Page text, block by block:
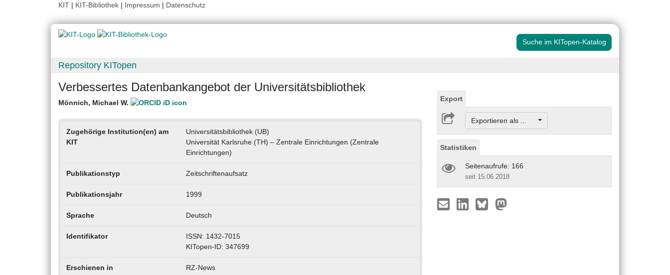
KIT | KIT-Bibliothek | Impressum | Datenschutz
Suche im KITopen-Katalog
Repository KITopen
Verbessertes Datenbankangebot der Universitätsbibliothek
Mönnich, Michael W.
Zugehörige Institution(en) am
KIT
Universitätsbibliothek (UB)
Universität Karlsruhe (TH) – Zentrale Einrichtungen (Zentrale
Einrichtungen)
Publikationstyp Zeitschriftenaufsatz
Publikationsjahr 1999
Sprache Deutsch
Identifikator
ISSN: 1432-7015
KITopen-ID: 347699
Erschienen in RZ-News
Export
Exportieren als ...
Statistiken
Seitenaufrufe: 166
seit 15.06.2018